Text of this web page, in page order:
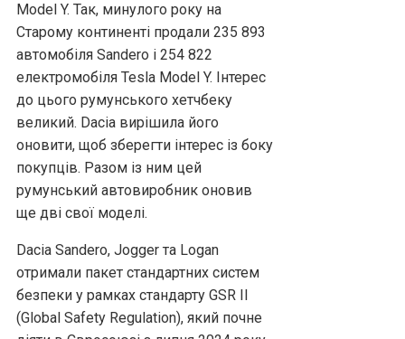
Model Y. Так, минулого року на
Старому континенті продали 235 893
автомобіля Sandero і 254 822
електромобіля Tesla Model Y. Інтерес
до цього румунського хетчбеку
великий. Dacia вирішила його
оновити, щоб зберегти інтерес із боку
покупців. Разом із ним цей
румунський автовиробник оновив
ще дві свої моделі.
Dacia Sandero, Jogger та Logan
отримали пакет стандартних систем
безпеки у рамках стандарту GSR II
(Global Safety Regulation), який почне